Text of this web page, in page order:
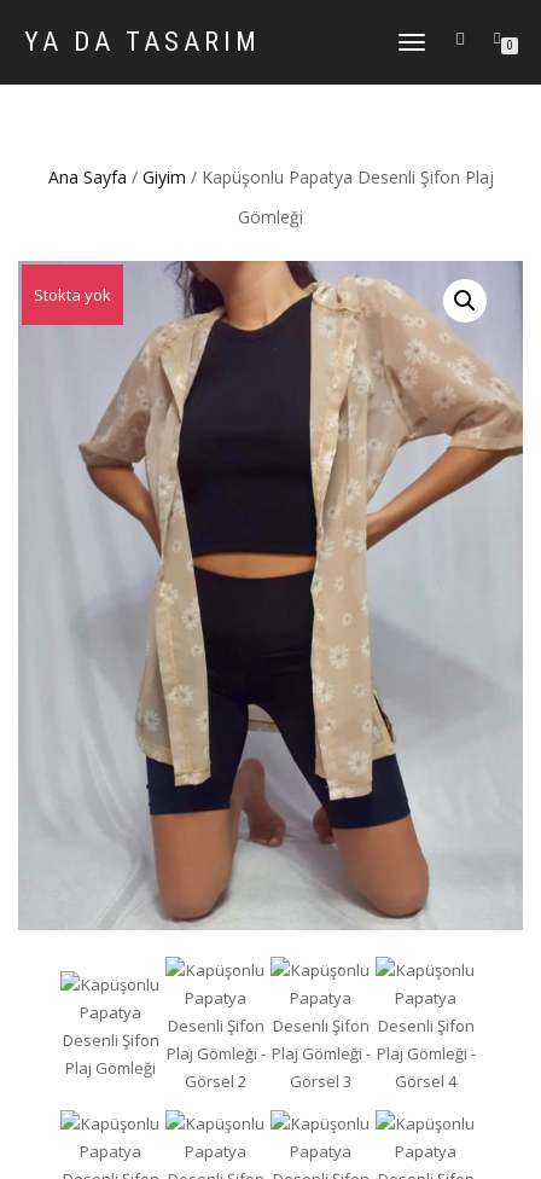
YA DA TASARIM
DOLAŞIMI
0
Ana Sayfa / Giyim / Kapüşonlu Papatya Desenli Şifon Plaj
Gömleği
Stokta yok